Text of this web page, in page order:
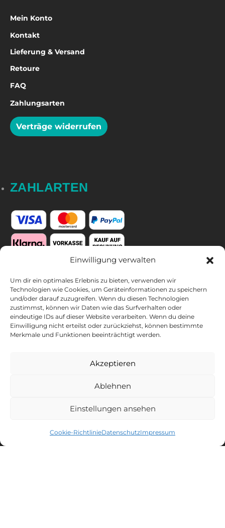
Einwilligung verwalten
Um dir ein optimales Erlebnis zu bieten, verwenden wir
Technologien wie Cookies, um Geräteinformationen zu speichern
und/oder darauf zuzugreifen. Wenn du diesen Technologien
zustimmst, können wir Daten wie das Surfverhalten oder
eindeutige IDs auf dieser Website verarbeiten. Wenn du deine
Einwilligung nicht erteilst oder zurückziehst, können bestimmte
Merkmale und Funktionen beeinträchtigt werden.
Akzeptieren
Ablehnen
Einstellungen ansehen
Cookie-RichtlinieDatenschutzImpressum
Mein Konto
Kontakt
Lieferung & Versand
Retoure
FAQ
Zahlungsarten
Verträge widerrufen
ZAHLARTEN
FOLGE UNS
CAPTAIN'S NEWSLETTER
Melde dich zum Newsletter an und erhalte